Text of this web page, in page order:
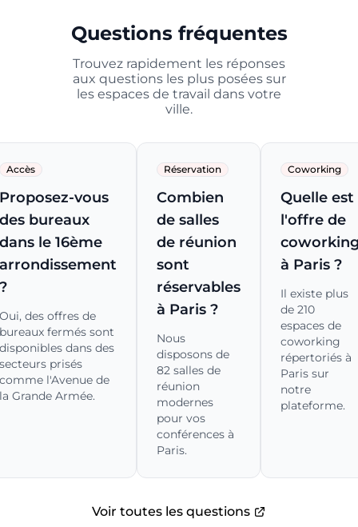
Questions fréquentes
Trouvez rapidement les réponses
aux questions les plus posées sur
les espaces de travail dans votre
ville.
Accès
vous
bureaux
le 16ème
des offres de
fermés sont
dans des
prisés
l'Avenue de
Grande Armée.
Réservation
Combien
de salles
de réunion
sont
réservables
à Paris ?
Nous
disposons de
82 salles de
réunion
modernes
pour vos
conférences à
Paris.
Coworking
Quelle est
l'offre de
à Paris ?
Il existe plus
de 210
espaces de
coworking
répertoriés à
Paris sur
notre
plateforme.
Voir toutes les questions